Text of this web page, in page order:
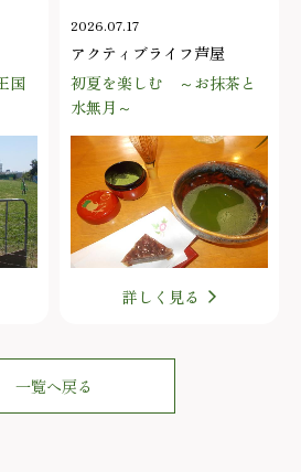
国
2026.07.17
アクティブライフ芦屋
初夏を楽しむ ～お抹茶と
水無月～
詳しく見る
一覧へ戻る